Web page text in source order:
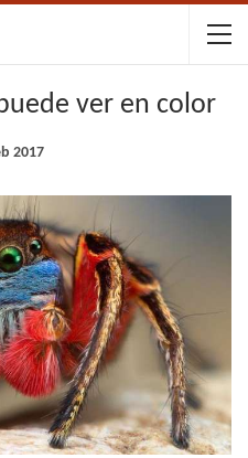
ver en color
2017